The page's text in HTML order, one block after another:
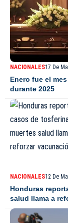
NACIONALES17 De
Enero fue el
durante 2025
NACIONALES12 De
Honduras
salud llama a